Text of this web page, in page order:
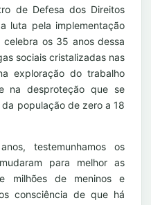
de Defesa dos Direitos
luta pela implementação
celebra os 35 anos dessa
sociais cristalizadas nas
exploração do trabalho
na desproteção que se
população de zero a 18
testemunhamos os
para melhor as
milhões de meninos e
consciência de que há